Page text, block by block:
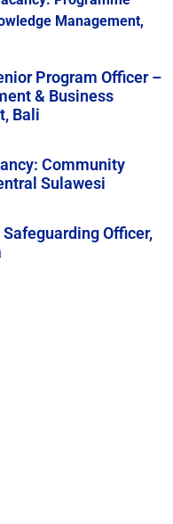
Management,
Program Officer –
& Business
Bali
Community
Sulawesi
Officer,